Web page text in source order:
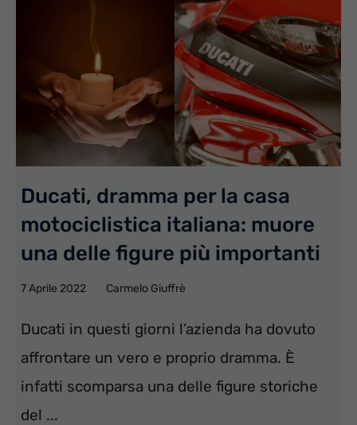
Ducati, dramma per la casa
motociclistica italiana: muore
una delle figure più importanti
7 Aprile 2022 Carmelo Giuffrè
Ducati in questi giorni l’azienda ha dovuto
affrontare un vero e proprio dramma. È
infatti scomparsa una delle figure storiche
del ...